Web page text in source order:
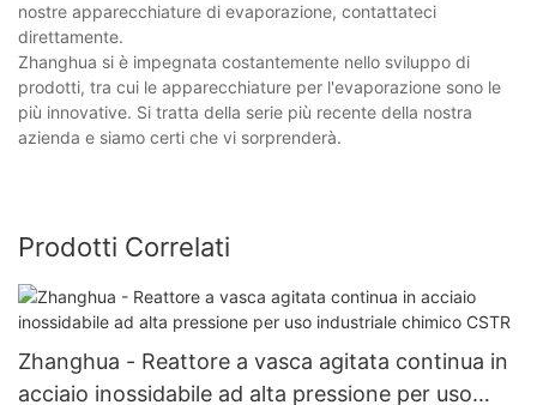
nostre apparecchiature di evaporazione, contattateci
direttamente.
Zhanghua si è impegnata costantemente nello sviluppo di
prodotti, tra cui le apparecchiature per l'evaporazione sono le
più innovative. Si tratta della serie più recente della nostra
azienda e siamo certi che vi sorprenderà.
Prodotti Correlati
Zhanghua - Reattore a vasca agitata continua in
acciaio inossidabile ad alta pressione per uso